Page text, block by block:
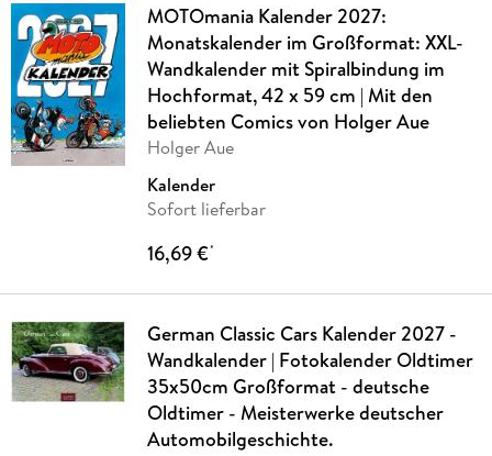
MOTOmania Kalender 2027:
Monatskalender im Großformat: XXL-
Wandkalender mit Spiralbindung im
Hochformat, 42 x 59 cm | Mit den
beliebten Comics von Holger Aue
Holger Aue
Kalender
Sofort lieferbar
16,69 €*
German Classic Cars Kalender 2027 -
Wandkalender | Fotokalender Oldtimer
35x50cm Großformat - deutsche
Oldtimer - Meisterwerke deutscher
Automobilgeschichte.